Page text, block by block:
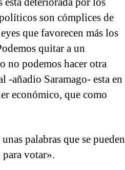
son cómplices de
que favorecen más los
quitar a un
no podemos hacer otra
-añadio Saramago- esta en
económico, que como
palabras que se pueden
votar».